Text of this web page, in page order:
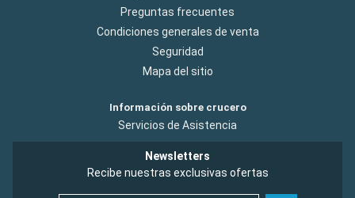
Preguntas frecuentes
Condiciones generales de venta
Seguridad
Mapa del sitio
Información sobre crucero
Servicios de Asistencia
Newsletters
Recibe nuestras exclusivas ofertas